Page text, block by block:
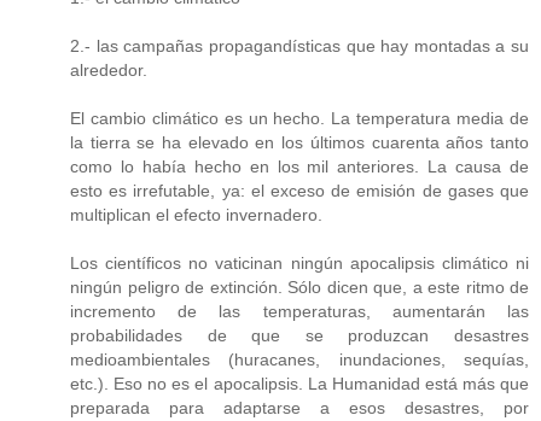
2.- las campañas propagandísticas que hay montadas a su
alrededor.
El cambio climático es un hecho. La temperatura media de
la tierra se ha elevado en los últimos cuarenta años tanto
como lo había hecho en los mil anteriores. La causa de
esto es irrefutable, ya: el exceso de emisión de gases que
multiplican el efecto invernadero.
Los científicos no vaticinan ningún apocalipsis climático ni
ningún peligro de extinción. Sólo dicen que, a este ritmo de
incremento de las temperaturas, aumentarán las
probabilidades de que se produzcan desastres
medioambientales (huracanes, inundaciones, sequías,
etc.). Eso no es el apocalipsis. La Humanidad está más que
preparada para adaptarse a esos desastres, por